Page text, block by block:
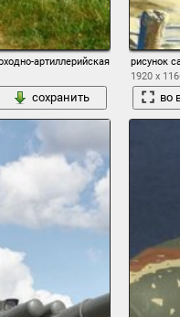
артиллерийская установка
сохранить
рисунок
1920 x
во